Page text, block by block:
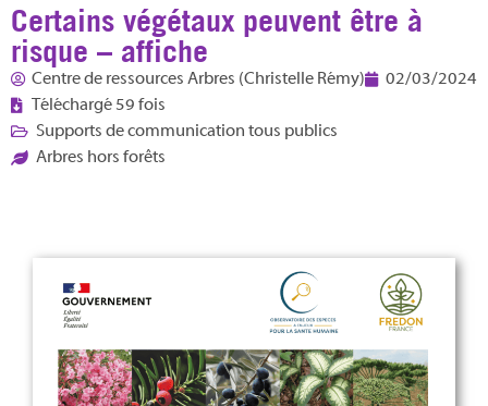
Certains végétaux peuvent être à
risque – affiche
Centre de ressources Arbres (Christelle Rémy)
02/03/2024
Téléchargé 59 fois
Supports de communication tous publics
Arbres hors forêts